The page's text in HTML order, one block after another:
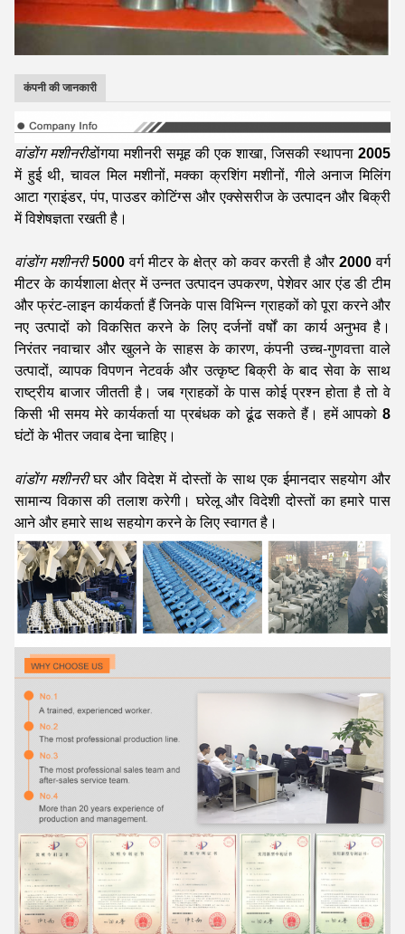
कंपनी की जानकारी
वांडोंग मशीनरीडोंगया मशीनरी समूह की एक शाखा, जिसकी स्थापना 2005
में हुई थी, चावल मिल मशीनों, मक्का क्रशिंग मशीनों, गीले अनाज मिलिंग
आटा ग्राइंडर, पंप, पाउडर कोटिंग्स और एक्सेसरीज के उत्पादन और बिक्री
में विशेषज्ञता रखती है।
वांडोंग मशीनरी 5000 वर्ग मीटर के क्षेत्र को कवर करती है और 2000वर्ग
मीटर के कार्यशाला क्षेत्र में उन्नत उत्पादन उपकरण, पेशेवर आर एंड डी टीम
और फ्रंट-लाइन कार्यकर्ता हैं जिनके पास विभिन्न ग्राहकों को पूरा करने और
नए उत्पादों को विकसित करने के लिए दर्जनों वर्षों का कार्य अनुभव है।
निरंतर नवाचार और खुलने के साहस के कारण, कंपनी उच्च-गुणवत्ता वाले
उत्पादों, व्यापक विपणन नेटवर्क और उत्कृष्ट बिक्री के बाद सेवा के साथ
राष्ट्रीय बाजार जीतती है। जब ग्राहकों के पास कोई प्रश्न होता है तो वे
किसी भी समय मेरे कार्यकर्ता या प्रबंधक को ढूंढ सकते हैं। हमें आपको 8
घंटों के भीतर जवाब देना चाहिए।
वांडोंग मशीनरीघर और विदेश में दोस्तों के साथ एक ईमानदार सहयोग और
सामान्य विकास की तलाश करेगी। घरेलू और विदेशी दोस्तों का हमारे पास
आने और हमारे साथ सहयोग करने के लिए स्वागत है।